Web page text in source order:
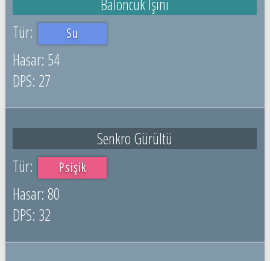
Su
54
27
Senkro Gürültü
Psişik
80
32